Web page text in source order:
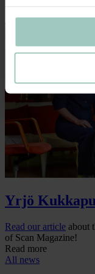
Yrjö
Read our article about
of Scan Magazine!
Read more
All news